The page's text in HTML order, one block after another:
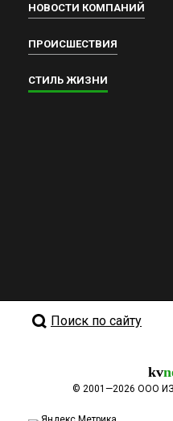
НОВОСТИ КОМПАНИЙ
ПРОИСШЕСТВИЯ
СТИЛЬ ЖИЗНИ
Поиск по сайту
kv
© 2001—2026 ООО